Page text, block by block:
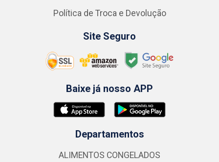
Política de Troca e Devolução
Site Seguro
Baixe já nosso APP
Departamentos
ALIMENTOS CONGELADOS